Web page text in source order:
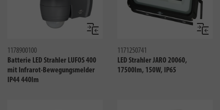
Vergleichen
1178900100
Batterie LED Strahler LUFOS 400
mit Infrarot-Bewegungsmelder
IP44 440lm
1171250741
LED Strahler JARO 20060,
17500lm, 150W, IP65